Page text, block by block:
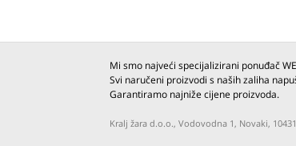
Mi smo najveći specijalizirani ponuđač
Svi naručeni proizvodi s naših zaliha
Garantiramo najniže cijene proizvoda.
Kralj žara d.o.o., Vodovodna 1, Novaki,